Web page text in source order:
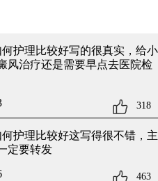
护理比较好写的很真实，给小
风治疗还是需要早点去医院检
318
护理比较好这写得很不错，主
定要转发
463